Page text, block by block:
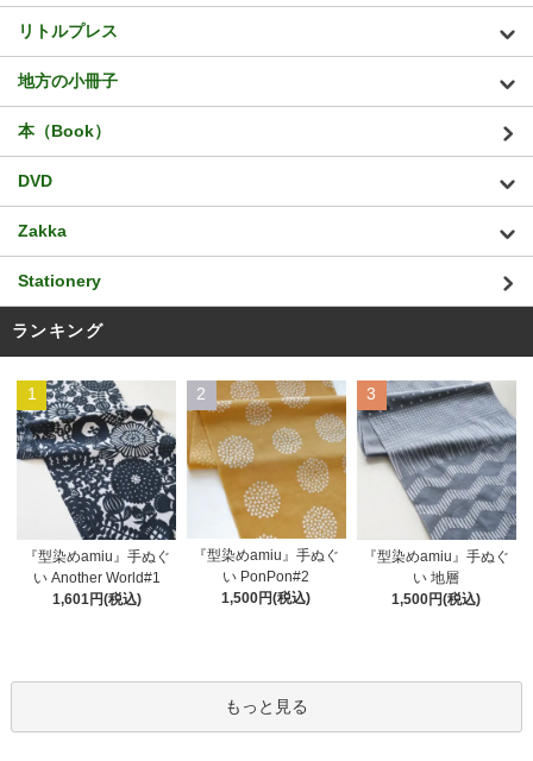
リトルプレス
地方の小冊子
本（Book）
DVD
Zakka
Stationery
ランキング
1
『型染めamiu』手ぬぐ
い Another World#1
1,601円(税込)
2
『型染めamiu』手ぬぐ
い PonPon#2
1,500円(税込)
3
『型染めamiu』手ぬぐ
い 地層
1,500円(税込)
もっと見る